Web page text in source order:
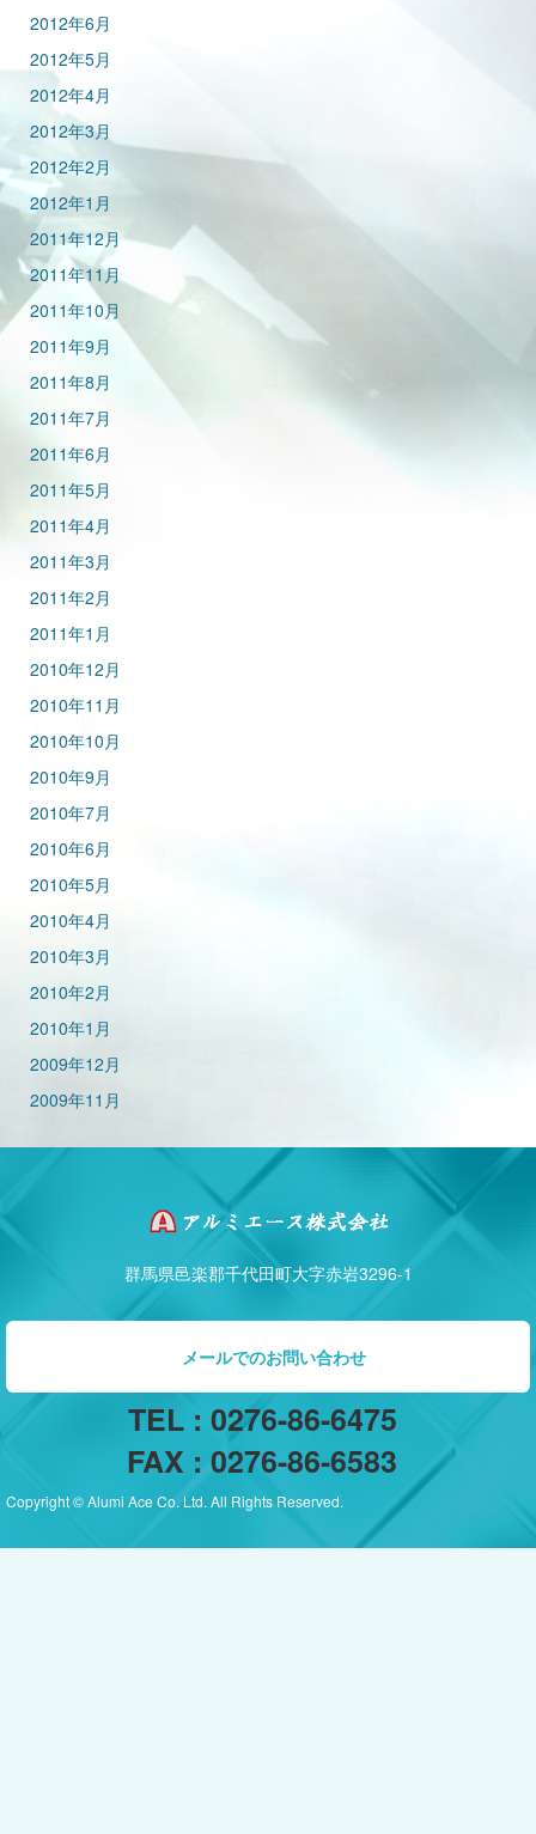
2012年6月
2012年5月
2012年4月
2012年3月
2012年2月
2012年1月
2011年12月
2011年11月
2011年10月
2011年9月
2011年8月
2011年7月
2011年6月
2011年5月
2011年4月
2011年3月
2011年2月
2011年1月
2010年12月
2010年11月
2010年10月
2010年9月
2010年7月
2010年6月
2010年5月
2010年4月
2010年3月
2010年2月
2010年1月
2009年12月
2009年11月
群馬県邑楽郡千代田町大字赤岩3296-1
メールでのお問い合わせ
TEL : 0276-86-6475
FAX : 0276-86-6583
Copyright © Alumi Ace Co. Ltd. All Rights Reserved.